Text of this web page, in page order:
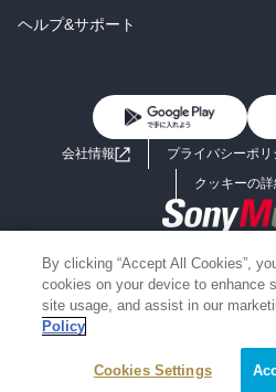
BL・TL
雑誌・グラビア
ラノベ
コミック
ライトノベル
ミステリー
歴史・時代小説
ヘルプ&サポート
よくあるご質問
会社情報 プライバシーポリ
クッキーの詳
Copyright 2017 - 2026 Sony
Information on the site is for the
powered by
By clicking “Accept All Cookies”,
cookies on your device to enhance
site usage, and assist in our
Policy
Cookies Settings